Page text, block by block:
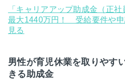
「キャリアアップ助成金（正
最大1440万円！ 受給要件や申
見る
男性が育児休業を取りやす
きる助成金